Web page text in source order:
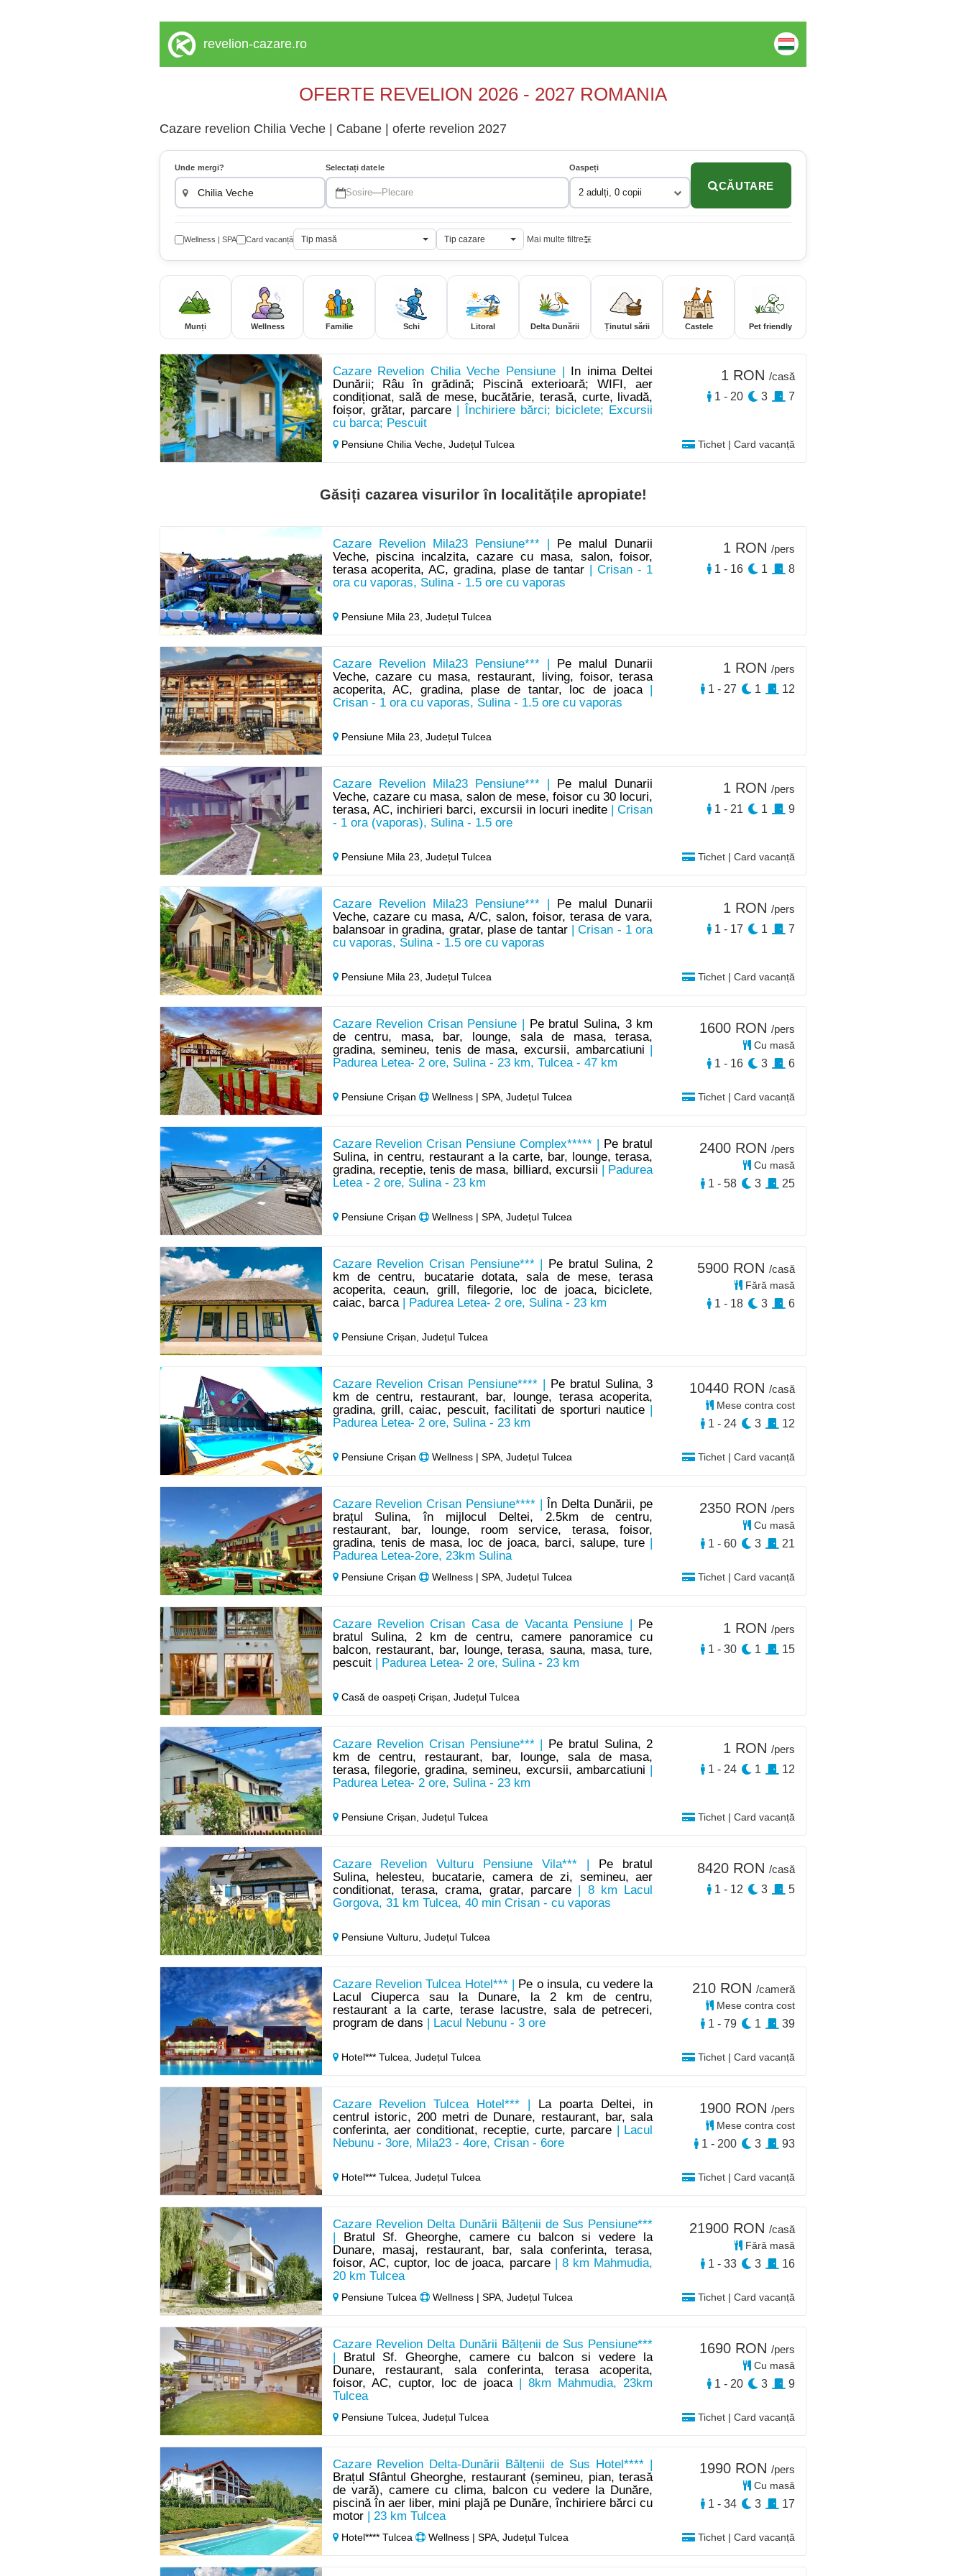
revelion-cazare.ro
OFERTE REVELION 2026 - 2027 ROMANIA
Cazare revelion Chilia Veche | Cabane | oferte revelion 2027
Unde mergi? Selectați datele
Sosire—Plecare
Oaspeți
2 adulți, 0 copii
CĂUTARE
Wellness | SPA Card vacanță Tip masă Tip cazare Mai multe filtre
Munți Wellness Familie Schi Litoral Delta Dunării Ținutul sării Castele Pet friendly
Cazare Revelion Chilia Veche Pensiune |
In inima Deltei
Dunării; Râu în grădină; Piscină exterioară; WIFI, aer
condiționat, sală de mese, bucătărie, terasă, curte, livadă,
foișor, grătar, parcare | Închiriere bărci; biciclete; Excursii
cu barca; Pescuit
Pensiune Chilia Veche, Județul Tulcea Tichet | Card vacanță
1 RON /casă
1 - 20
3 7
Găsiți cazarea visurilor în localitățile apropiate!
Cazare Revelion Mila23 Pensiune*** |
Pe malul Dunarii
Veche, piscina incalzita, cazare cu masa, salon, foisor,
terasa acoperita, AC, gradina, plase de tantar| Crisan - 1
ora cu vaporas, Sulina - 1.5 ore cu vaporas
Pensiune Mila 23, Județul Tulcea
1 RON /pers
1 - 16
1 8
Cazare Revelion Mila23 Pensiune*** |
Pe malul Dunarii
Veche, cazare cu masa, restaurant, living, foisor, terasa
acoperita, AC, gradina, plase de tantar, loc de joaca|
Crisan - 1 ora cu vaporas, Sulina - 1.5 ore cu vaporas
Pensiune Mila 23, Județul Tulcea
1 RON /pers
1 - 27
1 12
Cazare Revelion Mila23 Pensiune*** |
Pe malul Dunarii
Veche, cazare cu masa, salon de mese, foisor cu 30 locuri,
terasa, AC, inchirieri barci, excursii in locuri inedite | Crisan
- 1 ora (vaporas), Sulina - 1.5 ore
Pensiune Mila 23, Județul Tulcea Tichet | Card vacanță
1 RON /pers
1 - 21
1 9
Cazare Revelion Mila23 Pensiune*** |
Pe malul Dunarii
Veche, cazare cu masa, A/C, salon, foisor, terasa de vara,
balansoar in gradina, gratar, plase de tantar| Crisan - 1 ora
cu vaporas, Sulina - 1.5 ore cu vaporas
Pensiune Mila 23, Județul Tulcea Tichet | Card vacanță
1 RON /pers
1 - 17
1 7
Cazare Revelion Crisan Pensiune |
Pe bratul Sulina, 3 km
de centru, masa, bar, lounge, sala de masa, terasa,
gradina, semineu, tenis de masa, excursii, ambarcatiuni
Padurea Letea- 2 ore, Sulina - 23 km, Tulcea - 47 km
Pensiune Crișan Wellness | SPA, Județul Tulcea Tichet | Card vacanță
1600 RON /pers
Cu masă
1 - 16 3 6
Cazare Revelion Crisan Pensiune Complex***** |
Pe bratul
Sulina, in centru, restaurant a la carte, bar, lounge, terasa,
gradina, receptie, tenis de masa, billiard, excursii | Padurea
Letea - 2 ore, Sulina - 23 km
Pensiune Crișan Wellness | SPA, Județul Tulcea
2400 RON /pers
Cu masă
1 - 58 3 25
Cazare Revelion Crisan Pensiune*** |
Pe bratul Sulina, 2
km de centru, bucatarie dotata, sala de mese, terasa
acoperita, ceaun, grill, filegorie, loc de joaca, biciclete,
caiac, barca| Padurea Letea- 2 ore, Sulina - 23 km
Pensiune Crișan, Județul Tulcea
5900 RON /casă
Fără masă
1 - 18 3 6
Cazare Revelion Crisan Pensiune**** |
Pe bratul Sulina, 3
km de centru, restaurant, bar, lounge, terasa acoperita,
gradina, grill, caiac, pescuit, facilitati de sporturi nautice
Padurea Letea- 2 ore, Sulina - 23 km
Pensiune Crișan Wellness | SPA, Județul Tulcea Tichet | Card vacanță
10440 RON /casă
Mese contra cost
1 - 24 3 12
Cazare Revelion Crisan Pensiune**** |
În Delta Dunării, pe
brațul Sulina, în mijlocul Deltei, 2.5km de centru,
restaurant, bar, lounge, room service, terasa, foisor,
gradina, tenis de masa, loc de joaca, barci, salupe, ture
Padurea Letea-2ore, 23km Sulina
Pensiune Crișan Wellness | SPA, Județul Tulcea Tichet | Card vacanță
2350 RON /pers
Cu masă
1 - 60 3 21
Cazare Revelion Crisan Casa de Vacanta Pensiune |
Pe
bratul Sulina, 2 km de centru, camere panoramice cu
balcon, restaurant, bar, lounge, terasa, sauna, masa, ture,
pescuit| Padurea Letea- 2 ore, Sulina - 23 km
Casă de oaspeți Crișan, Județul Tulcea
1 RON /pers
1 - 30
1 15
Cazare Revelion Crisan Pensiune*** |
Pe bratul Sulina, 2
km de centru, restaurant, bar, lounge, sala de masa,
terasa, filegorie, gradina, semineu, excursii, ambarcatiuni
Padurea Letea- 2 ore, Sulina - 23 km
Pensiune Crișan, Județul Tulcea Tichet | Card vacanță
1 RON /pers
1 - 24
1 12
Cazare Revelion Vulturu Pensiune Vila*** |
Pe bratul
Sulina, helesteu, bucatarie, camera de zi, semineu, aer
conditionat, terasa, crama, gratar, parcare| 8 km Lacul
Gorgova, 31 km Tulcea, 40 min Crisan - cu vaporas
Pensiune Vulturu, Județul Tulcea
8420 RON /casă
1 - 12
3 5
Cazare Revelion Tulcea Hotel*** |
Pe o insula, cu vedere la
Lacul Ciuperca sau la Dunare, la 2 km de centru,
restaurant a la carte, terase lacustre, sala de petreceri,
program de dans | Lacul Nebunu - 3 ore
Hotel*** Tulcea, Județul Tulcea Tichet | Card vacanță
210 RON /cameră
Mese contra cost
1 - 79 1 39
Cazare Revelion Tulcea Hotel*** |
La poarta Deltei, in
centrul istoric, 200 metri de Dunare, restaurant, bar, sala
conferinta, aer conditionat, receptie, curte, parcare| Lacul
Nebunu - 3ore, Mila23 - 4ore, Crisan - 6ore
Hotel*** Tulcea, Județul Tulcea Tichet | Card vacanță
1900 RON /pers
Mese contra cost
1 - 200 3 93
Cazare Revelion Delta Dunării Bălțenii de Sus Pensiune***
Bratul Sf. Gheorghe, camere cu balcon si vedere la
Dunare, masaj, restaurant, bar, sala conferinta, terasa,
foisor, AC, cuptor, loc de joaca, parcare| 8 km Mahmudia,
20 km Tulcea
Pensiune Tulcea Wellness | SPA, Județul Tulcea Tichet | Card vacanță
21900 RON /casă
Fără masă
1 - 33 3 16
Cazare Revelion Delta Dunării Bălțenii de Sus Pensiune***
Bratul Sf. Gheorghe, camere cu balcon si vedere la
Dunare, restaurant, sala conferinta, terasa acoperita,
foisor, AC, cuptor, loc de joaca| 8km Mahmudia, 23km
Tulcea
Pensiune Tulcea, Județul Tulcea Tichet | Card vacanță
1690 RON /pers
Cu masă
1 - 20 3 9
Cazare Revelion Delta-Dunării Bălțenii de Sus Hotel**** |
Brațul Sfântul Gheorghe, restaurant (șemineu, pian, terasă
de vară), camere cu clima, balcon cu vedere la Dunăre,
piscină în aer liber, mini plajă pe Dunăre, închiriere bărci cu
motor| 23 km Tulcea
Hotel**** Tulcea Wellness | SPA, Județul Tulcea Tichet | Card vacanță
1990 RON /pers
Cu masă
1 - 34 3 17